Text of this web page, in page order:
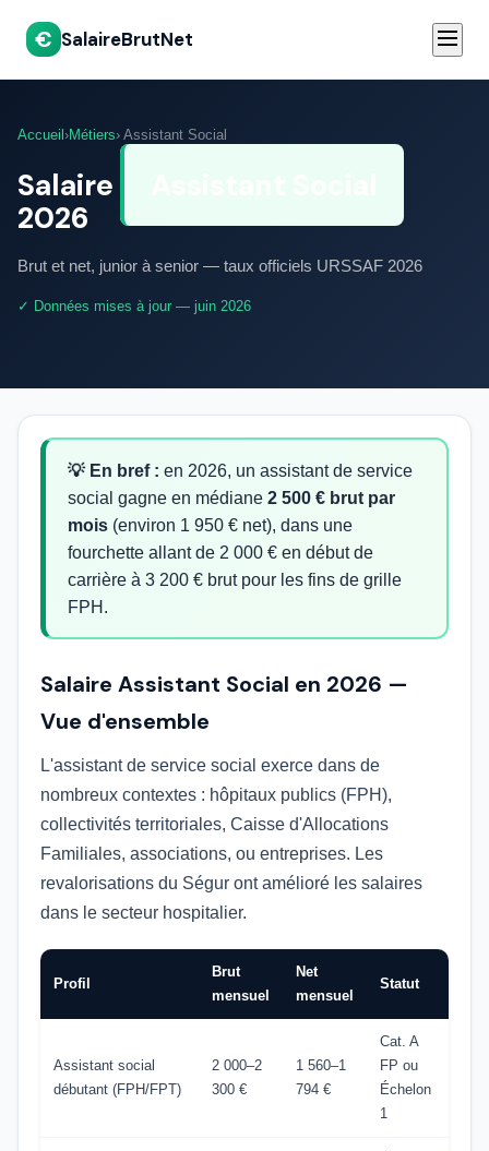
€ SalaireBrutNet
Accueil ›Métiers› Assistant Social
Salaire
2026
Brut et net, junior à senior — taux officiels URSSAF 2026
✓ Données mises à jour — juin 2026
💡 En bref : en 2026, un assistant de service
social gagne en médiane 2 500 € brut par
mois (environ 1 950 € net), dans une
fourchette allant de 2 000 € en début de
carrière à 3 200 € brut pour les fins de grille
FPH.
Salaire Assistant Social en 2026 —
Vue d'ensemble
L'assistant de service social exerce dans de
nombreux contextes : hôpitaux publics (FPH),
collectivités territoriales, Caisse d'Allocations
Familiales, associations, ou entreprises. Les
revalorisations du Ségur ont amélioré les salaires
dans le secteur hospitalier.
Profil
Brut
mensuel
Net
mensuel
Statut
Assistant social
débutant (FPH/FPT)
2 000–2
300 €
1 560–1
794 €
Cat. A
FP ou
Échelon
1